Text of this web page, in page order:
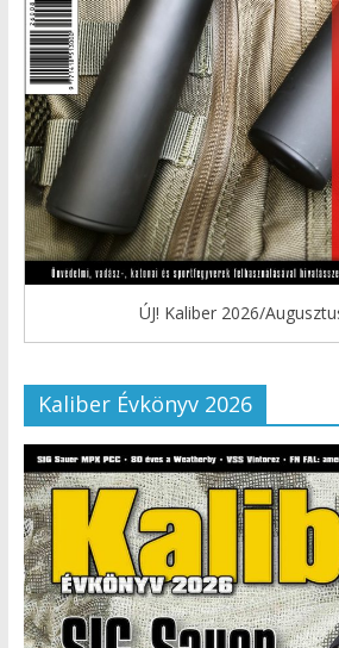
ÚJ! Kaliber 2026/
Kaliber Évkönyv 2026